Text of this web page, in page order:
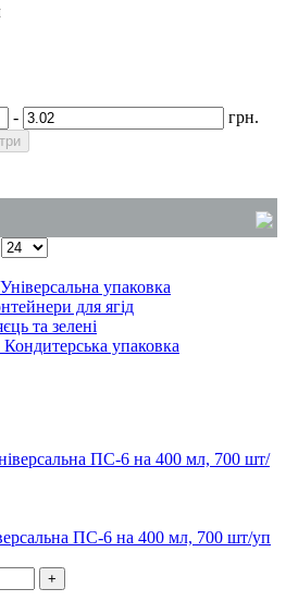
-
грн.
для харчових
ягід
Універсальна упаковка
для ягід
та зелені
Кондитерська упаковка
ПС-6 на 400 мл, 700 шт/уп
+